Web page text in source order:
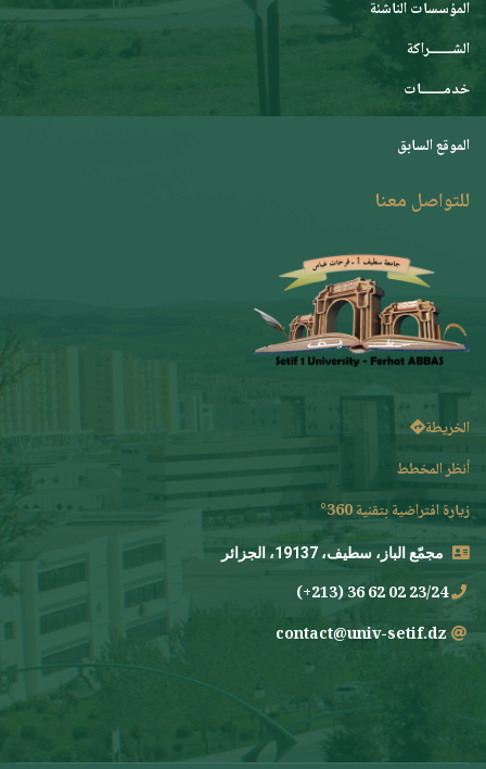
المؤسسات الناشئة
الشـــــــراكة
خدمـــــــات
الموقع السابق
للتواصل معنا
الخريطة
أنظر المخطط
زيارة افتراضية بتقنية 360°
مجمّع الباز، سطيف، 19137، الجزائر
23/24 02 62 36 (213+)
contact@univ-setif.dz